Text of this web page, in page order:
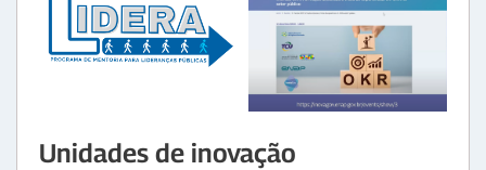
Unidades de inovação